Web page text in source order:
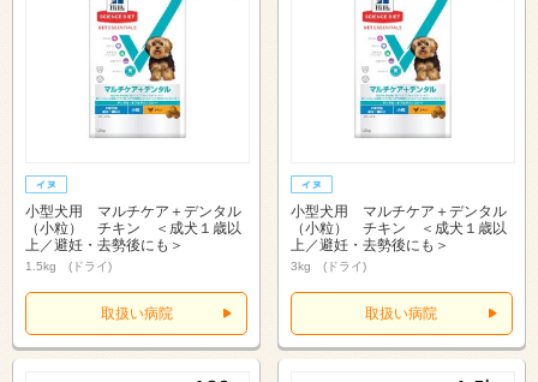
小型犬用 マルチケア＋デンタル
（小粒） チキン ＜成犬１歳以
上／避妊・去勢後にも＞
1.5kg (ドライ)
取扱い病院
小型犬用 マルチケア＋デンタル
（小粒） チキン ＜成犬１歳以
上／避妊・去勢後にも＞
3kg (ドライ)
取扱い病院